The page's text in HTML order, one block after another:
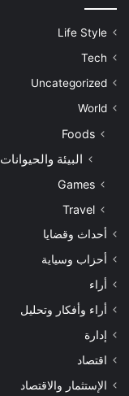
Life Style
Tech
Uncategorized
World
Foods
البيئة والحيوانات
Games
Travel
أحداث وقضايا
أحزاب وسياية
أراء
أراء وأفكار وتحليل
إدارة
اقتصاد
الإستثمار والاقتصاد